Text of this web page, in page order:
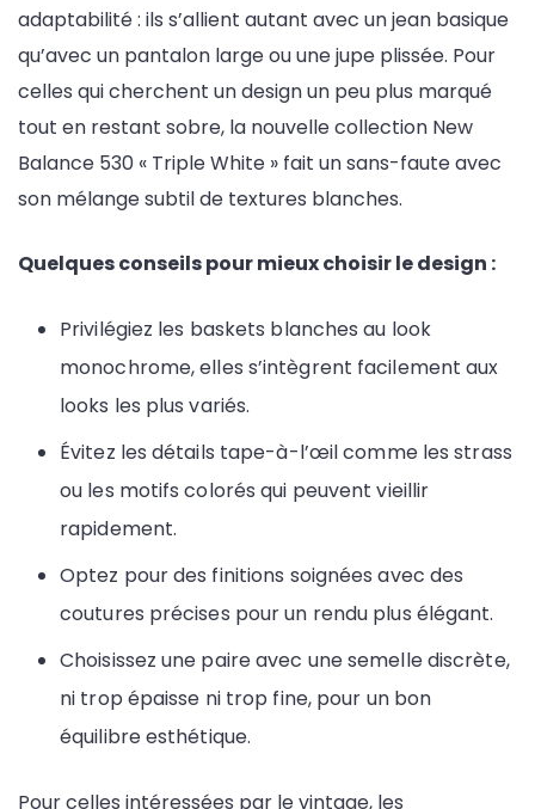
adaptabilité : ils s’allient autant avec un jean basique
qu’avec un pantalon large ou une jupe plissée. Pour
celles qui cherchent un design un peu plus marqué
tout en restant sobre, la nouvelle collection New
Balance 530 « Triple White » fait un sans-faute avec
son mélange subtil de textures blanches.
Quelques conseils pour mieux choisir le design :
Privilégiez les baskets blanches au look
monochrome, elles s’intègrent facilement aux
looks les plus variés.
Évitez les détails tape-à-l’œil comme les strass
ou les motifs colorés qui peuvent vieillir
rapidement.
Optez pour des finitions soignées avec des
coutures précises pour un rendu plus élégant.
Choisissez une paire avec une semelle discrète,
ni trop épaisse ni trop fine, pour un bon
équilibre esthétique.
Pour celles intéressées par le vintage, les